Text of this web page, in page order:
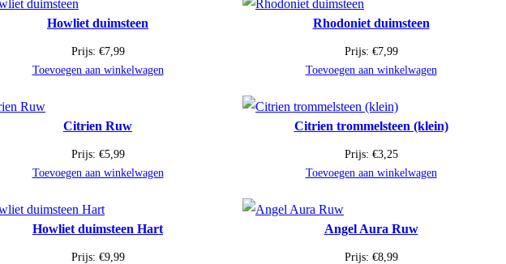
Howliet duimsteen
Prijs: €7,99
Toevoegen aan winkelwagen
Rhodoniet duimsteen
Prijs: €7,99
Toevoegen aan winkelwagen
Citrien Ruw
Prijs: €5,99
Toevoegen aan winkelwagen
Citrien trommelsteen (klein)
Prijs: €3,25
Toevoegen aan winkelwagen
Howliet duimsteen Hart
Prijs: €9,99
Angel Aura Ruw
Prijs: €8,99